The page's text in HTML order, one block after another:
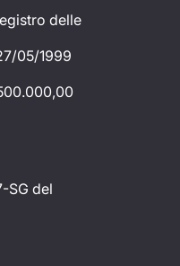
delle
05/1999
SG del